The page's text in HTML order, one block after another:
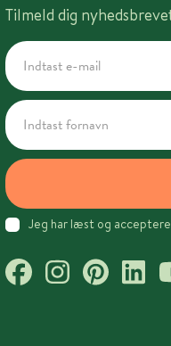
Tilmeld dig
Jeg har læst og